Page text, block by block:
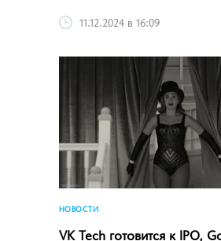
11.12.2024 в 16:09
НОВОСТИ
VK Tech готовится к IPO,